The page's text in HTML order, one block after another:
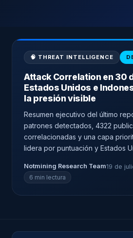
🧠 THREAT INTELLIGENCE
Attack Correlation en 30
Estados Unidos e
la presión visible
Resumen ejecutivo del último
patrones detectados, 4322
correlacionadas y una capa
lidera por puntuación y Estados
Notmining Research Team19 de
6 min lectura